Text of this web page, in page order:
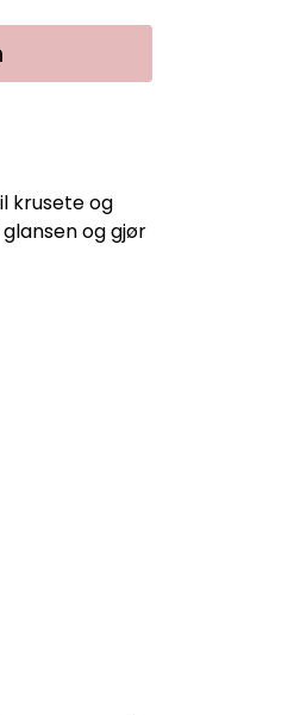
krusete og
og gjør